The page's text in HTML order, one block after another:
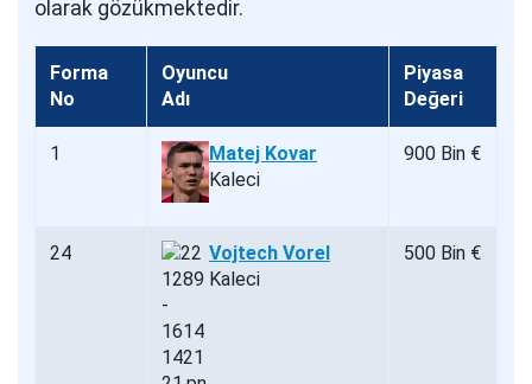
olarak gözükmektedir.
Forma
No
Oyuncu
Adı
Piyasa
Değeri
1
Matej Kovar
Kaleci
900 Bin €
24
Vojtech Vorel
Kaleci
500 Bin €